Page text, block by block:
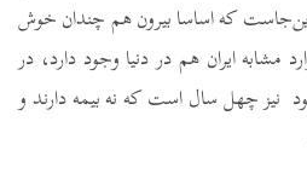
که اساسا بیرون هم چندان خوش
مشابه ایران هم در دنیا وجود دارد، در
نیز چهل سال است که نه بیمه دارند و